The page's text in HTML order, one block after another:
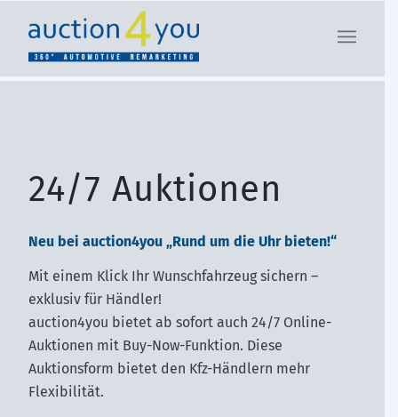
24/7 Auktionen
Neu bei auction4you „Rund um die Uhr bieten!“
Mit einem Klick Ihr Wunschfahrzeug sichern –
exklusiv für Händler!
auction4you bietet ab sofort auch 24/7 Online-
Auktionen mit Buy-Now-Funktion. Diese
Auktionsform bietet den Kfz-Händlern mehr
Flexibilität.